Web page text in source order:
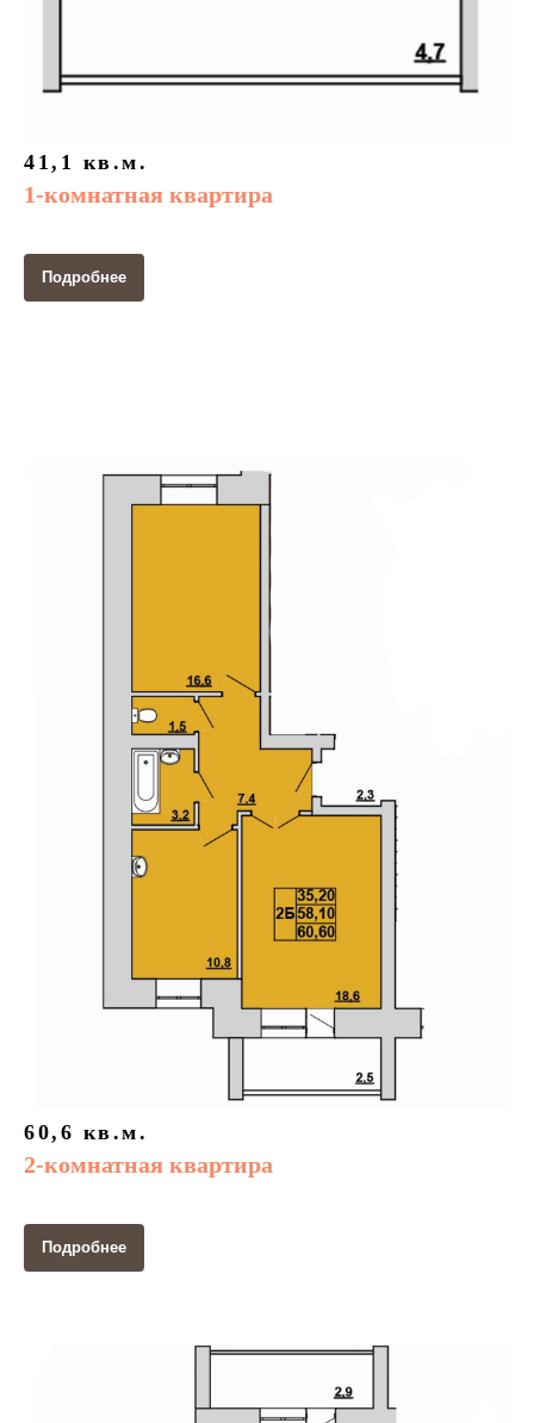
41,1 кв.м.
1-комнатная квартира
Подробнее
60,6 кв.м.
2-комнатная квартира
Подробнее